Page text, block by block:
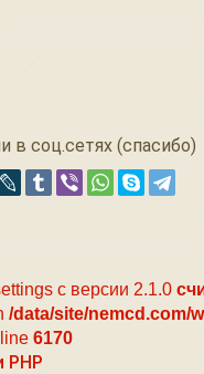
в соц.сетях (спасибо)
с версии 2.1.0
/data/site/nemcd.com/
6170
PHP